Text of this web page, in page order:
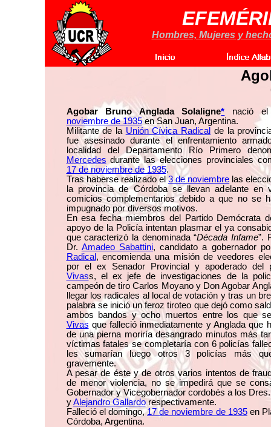
Hombres, Mujeres y
Agobar Bruno Anglada Solaligne*
nació
noviembre de 1935en San Juan, Argentina.
Militante de la Unión Cívica Radical de la
fue asesinado durante el enfrentamiento
localidad del Departamento Río Primero
Mercedes durante las elecciones provinciales
17 de noviembre de 1935.
Tras haberse realizado el3 de noviembre las
la provincia de Córdoba se llevan adelante en
comicios complementarios debido a que no se
impugnado por diversos motivos.
En esa fecha miembros del Partido Demócrata
apoyo de la Policía intentan plasmar el ya
que caracterizó la denominada “Década Infame”.
Dr. Amadeo Sabattini, candidato a gobernador
Radical , encomienda una misión de veedores
por el ex Senador Provincial y apoderado del
Vivass, el ex jefe de investigaciones de la
campeón de tiro Carlos Moyano y Don Agobar
llegar los radicales al local de votación y tras un
palabra se inició un feroz tiroteo que dejó como
ambos bandos y ocho muertos entre los que
Vivas que falleció inmediatamente y Anglada que
de una pierna moriría desangrado minutos más
víctimas fatales se completaría con 6 policías
les sumarían luego otros 3 policías más
gravemente.
A pesar de éste y de otros varios intentos de
de menor violencia, no se impedirá que se
Gobernador y Vicegobernador cordobés a los
yAlejandro Gallardorespectivamente.
Falleció el domingo,17 de noviembre de 1935en
Córdoba, Argentina.